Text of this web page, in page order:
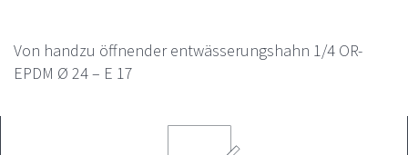
Von handzu öffnender entwässerungshahn 1/4 OR-
EPDM Ø 24 – E 17